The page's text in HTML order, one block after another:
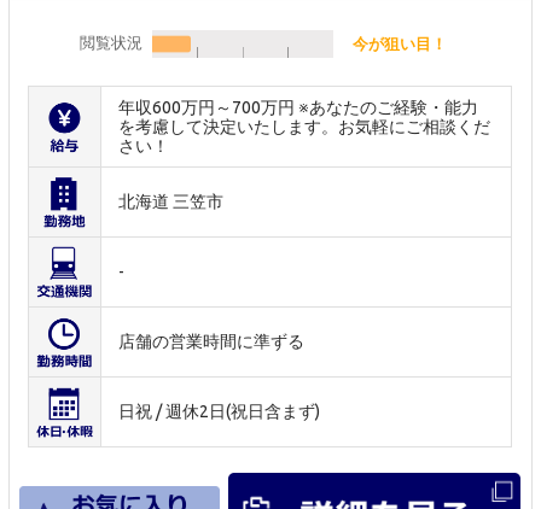
閲覧状況 今が狙い目！
年収600万円～700万円 ※あなたのご経験・能力
を考慮して決定いたします。お気軽にご相談くだ
さい！
北海道 三笠市
-
店舗の営業時間に準ずる
日祝 / 週休2日(祝日含まず)